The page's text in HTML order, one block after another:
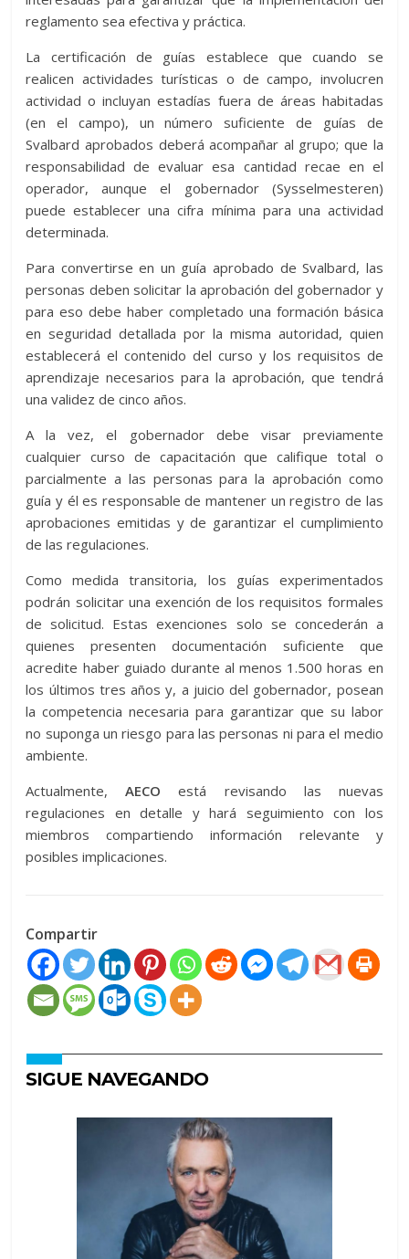
reglamento sea efectiva y práctica.
La certificación de guías establece que cuando se
realicen actividades turísticas o de campo, involucren
actividad o incluyan estadías fuera de áreas habitadas
(en el campo), un número suficiente de guías de
Svalbard aprobados deberá acompañar al grupo; que la
responsabilidad de evaluar esa cantidad recae en el
operador, aunque el gobernador (Sysselmesteren)
puede establecer una cifra mínima para una actividad
determinada.
Para convertirse en un guía aprobado de Svalbard, las
personas deben solicitar la aprobación del gobernador y
para eso debe haber completado una formación básica
en seguridad detallada por la misma autoridad, quien
establecerá el contenido del curso y los requisitos de
aprendizaje necesarios para la aprobación, que tendrá
una validez de cinco años.
A la vez, el gobernador debe visar previamente
cualquier curso de capacitación que califique total o
parcialmente a las personas para la aprobación como
guía y él es responsable de mantener un registro de las
aprobaciones emitidas y de garantizar el cumplimiento
de las regulaciones.
Como medida transitoria, los guías experimentados
podrán solicitar una exención de los requisitos formales
de solicitud. Estas exenciones solo se concederán a
quienes presenten documentación suficiente que
acredite haber guiado durante al menos 1.500 horas en
los últimos tres años y, a juicio del gobernador, posean
la competencia necesaria para garantizar que su labor
no suponga un riesgo para las personas ni para el medio
ambiente.
Actualmente,AECO está revisando las nuevas
regulaciones en detalle y hará seguimiento con los
miembros compartiendo información relevante y
posibles implicaciones.
Compartir
SIGUE NAVEGANDO